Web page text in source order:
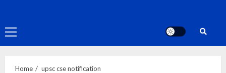
Primary
Menu
Home upsc cse notification